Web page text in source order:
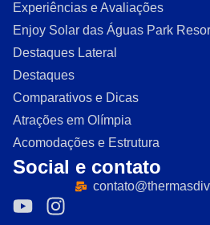
Experiências e Avaliações
Enjoy Solar das Águas Park
Destaques Lateral
Destaques
Comparativos e Dicas
Atrações em Olímpia
Acomodações e Estrutura
Social e contato